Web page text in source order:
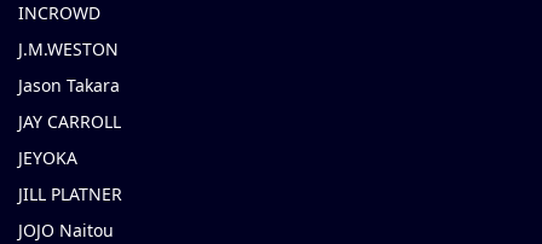
INCROWD
J.M.WESTON
Jason Takara
JAY CARROLL
JEYOKA
JILL PLATNER
JOJO Naitou